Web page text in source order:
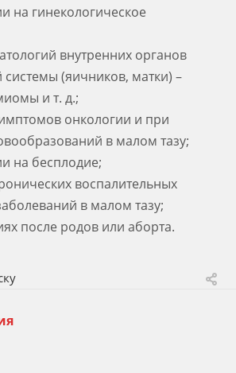
на гинекологическое
внутренних органов
системы (яичников, матки) –
и т. д.;
онкологии и при
в малом тазу;
на бесплодие;
воспалительных
в малом тазу;
после родов или аборта.